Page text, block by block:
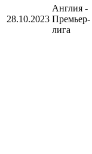
28.10.2023
Англия -
Премьер-
лига